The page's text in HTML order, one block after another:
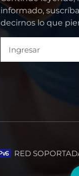
informado,
decirnos lo que
RED